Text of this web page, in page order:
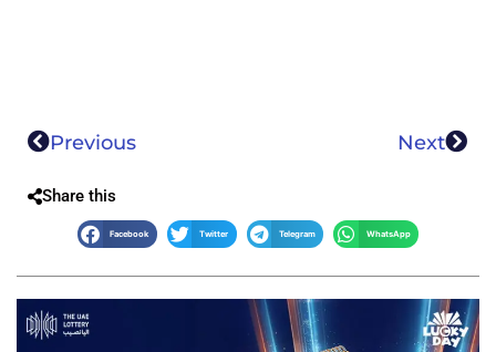
Previous Next
Share this
Facebook Twitter Telegram WhatsApp